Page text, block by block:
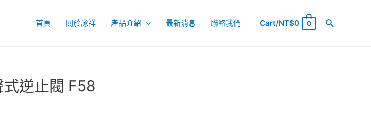
首頁 關於詠祥 產品介紹 最新消息 聯絡我們 Cart/NT$0 0
逆止閥 F58